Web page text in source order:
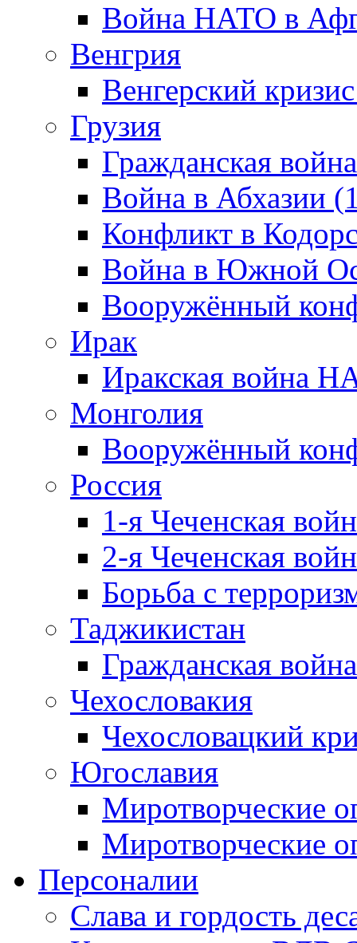
Война НАТО в
Венгрия
Венгерский
Грузия
Гражданская
Война в Абхазии
Конфликт в
Война в Южной
Вооружённый
Ирак
Иракская война
Монголия
Вооружённый
Россия
1-я Чеченская
2-я Чеченская
Борьба с
Таджикистан
Гражданская
Чехословакия
Чехословацкий
Югославия
Миротворческие
Миротворческие
Персоналии
Слава и гордость